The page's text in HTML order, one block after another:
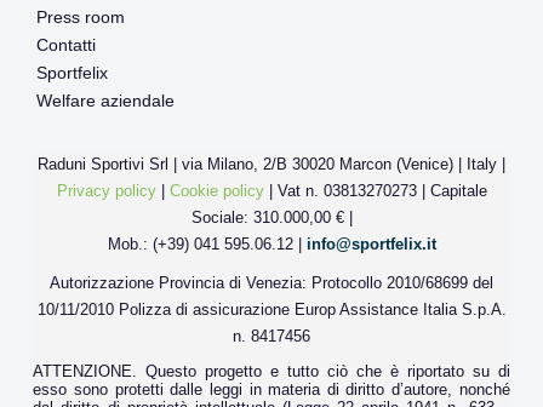
Press room
Contatti
Sportfelix
Welfare aziendale
Raduni Sportivi Srl | via Milano, 2/B 30020 Marcon (Venice) | Italy |
Privacy policy| Cookie policy| Vat n. 03813270273 | Capitale
Sociale: 310.000,00 € |
Mob.: (+39) 041 595.06.12 | info@sportfelix.it
Autorizzazione Provincia di Venezia: Protocollo 2010/68699 del
10/11/2010 Polizza di assicurazione Europ Assistance Italia S.p.A.
n. 8417456
ATTENZIONE. Questo progetto e tutto ciò che è riportato su di
esso sono protetti dalle leggi in materia di diritto d’autore, nonché